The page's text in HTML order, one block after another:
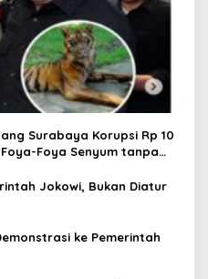
Surabaya Korupsi Rp 10
Foya Senyum tanpa
Jokowi, Bukan Diatur
ke Pemerintah